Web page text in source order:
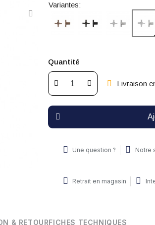
Variantes:
Quantité
Livraison
Une question ? Notre
Retrait en magasin
& RETOURFICHES TECHNIQUES